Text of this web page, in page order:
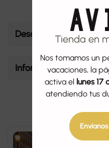
Descripción
Información adicional
Tienda en
Nos tomamos un
vacaciones, la
activa el lunes 17
atendiendo tus